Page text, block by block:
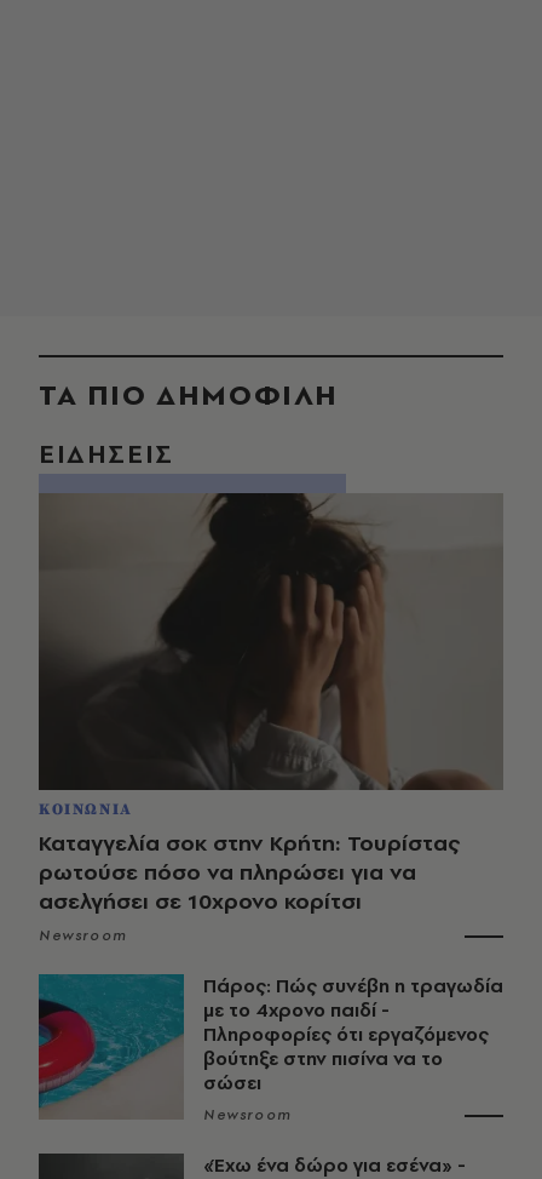
ΤΑ ΠΙΟ ΔΗΜΟΦΙΛΗ
ΕΙΔΗΣΕΙΣ
ΚΟΙΝΩΝΙΑ
Καταγγελία σοκ στην Κρήτη: Τουρίστας
ρωτούσε πόσο να πληρώσει για να
ασελγήσει σε 10χρονο κορίτσι
Newsroom
Πάρος: Πώς συνέβη η τραγωδία
με το 4χρονο παιδί -
Πληροφορίες ότι εργαζόμενος
βούτηξε στην πισίνα να το
σώσει
Newsroom
«Έχω ένα δώρο για εσένα» -